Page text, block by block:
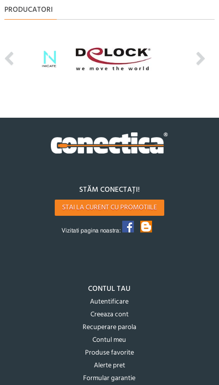
PRODUCATORI
STĂM CONECTAȚI!
STAI LA CURENT CU PROMOTIILE
Vizitati pagina noastra:
CONTUL TAU
Autentificare
Creeaza cont
Recuperare parola
Contul meu
Produse favorite
Alerte pret
Formular garantie